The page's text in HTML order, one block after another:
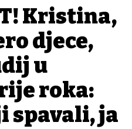
Kristina,
djece,
u
roka:
spavali, ja